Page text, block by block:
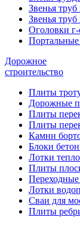
Звенья
Звенья
Оголовки
Портальные
Дорожное
строительство
Плиты
Дорожные
Плиты
Плиты
Камни
Блоки
Лотки
Плиты
Лотки
Сваи для
Плиты